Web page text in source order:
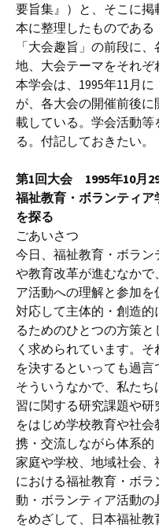
要旨集』）と、そこに
本に整理したものである
「大会趣旨」の前段に
地、大会テーマをそれぞ
本学会は、1995年11月
が、各大会の開催前後
載している。学会活動
る。付記しておきたい。
第1回大会 1995年10月
福祉教育・ボランティ
を探る
ごあいさつ
今日、福祉教育・ボラ
や教育改革が進むなか
ア活動への理解と参加
対応して主体的・創造
るためのひとつの方策
く求められています。
を決するといっても過言
そういうなかで、私た
習に関する研究課題や
をはじめ学校教育や社
携・交流しながら体系的
家庭や学校、地域社会
における福祉教育・ボ
動・ボランティア活動
をめざして、日本福祉